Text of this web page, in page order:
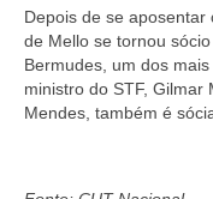
Depois de se
de Mello se tornou
Bermudes, um dos
ministro do STF, Gilmar
Mendes, também é